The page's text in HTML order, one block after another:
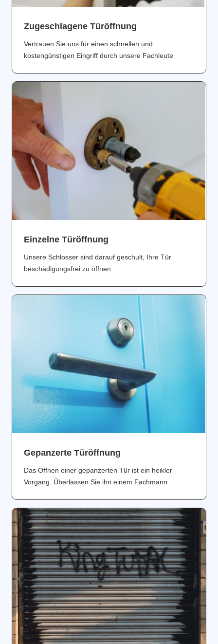
Zugeschlagene Türöffnung
Vertrauen Sie uns für einen schnellen und
kostengünstigen Eingriff durch unsere Fachleute
Einzelne Türöffnung
Unsere Schlosser sind darauf geschult, Ihre Tür
beschädigungsfrei zu öffnen
Gepanzerte Türöffnung
Das Öffnen einer gepanzerten Tür ist ein heikler
Vorgang. Überlassen Sie ihn einem Fachmann